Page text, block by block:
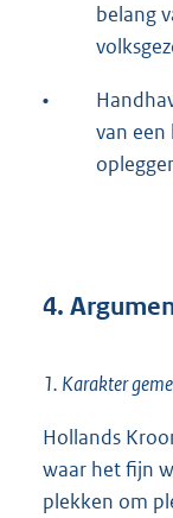
belang
•
van
4.
1. Karakter
Hollands
waar het fijn
plekken om